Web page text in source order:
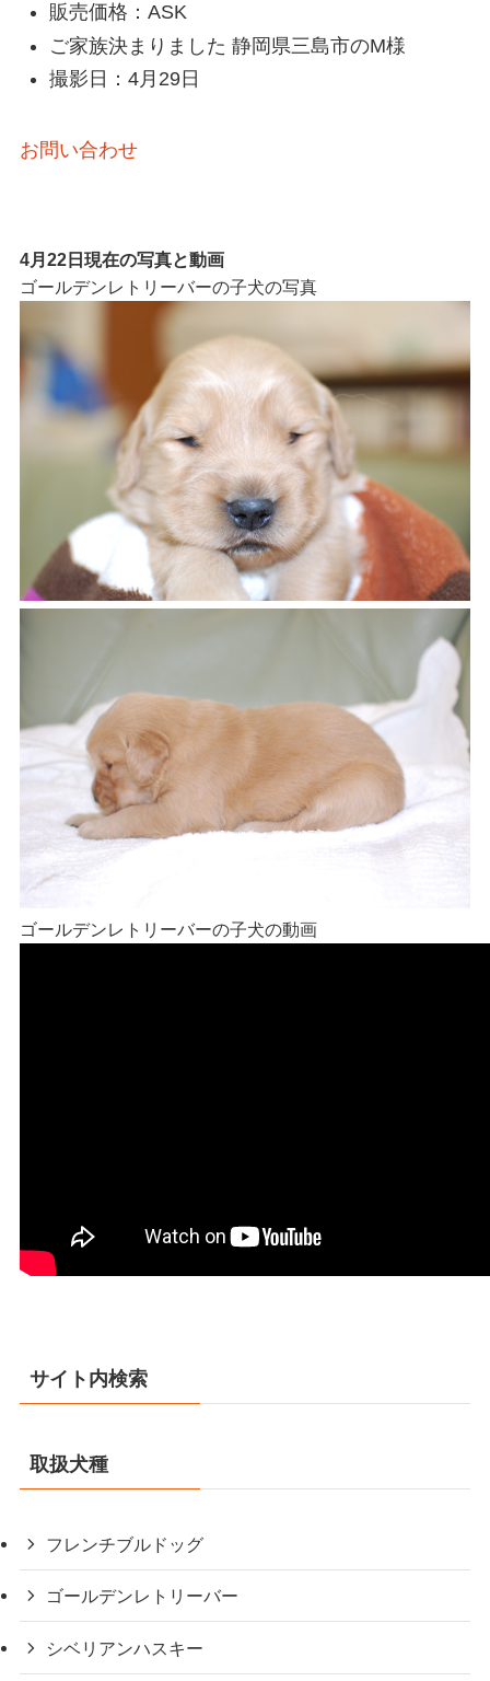
販売価格：ASK
ご家族決まりました 静岡県三島市のM様
撮影日：4月29日
お問い合わせ
4月22日現在の写真と動画
ゴールデンレトリーバーの子犬の写真
ゴールデンレトリーバーの子犬の動画
サイト内検索
取扱犬種
フレンチブルドッグ
ゴールデンレトリーバー
シベリアンハスキー